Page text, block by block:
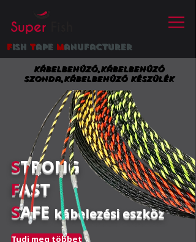
fish tape manufacturer
Kábelbehúzó,Kábelbehúzó
szonda,Kábelbehúzó készülék
STRONG
FAST
SAFE kábelezési eszköz
Tudj meg többet